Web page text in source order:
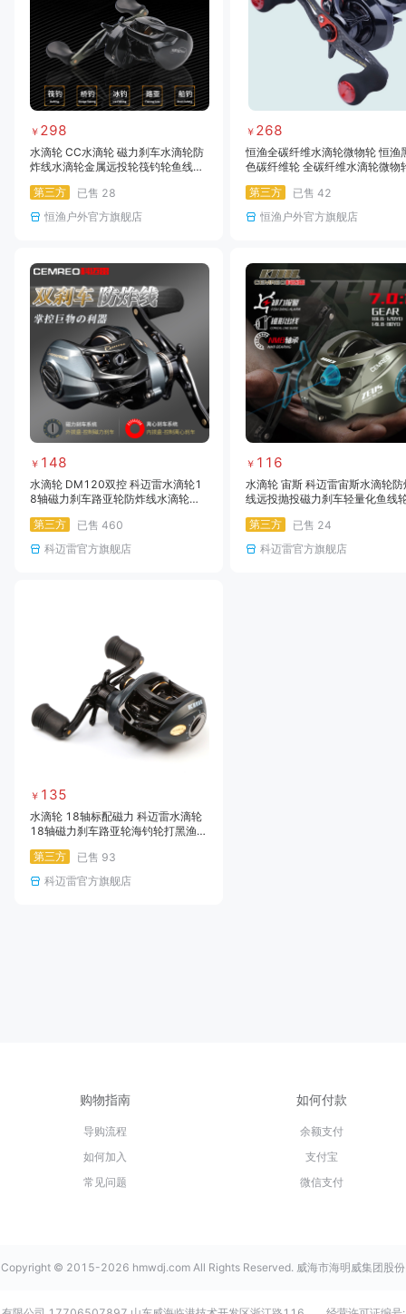
￥ 298
水滴轮 CC水滴轮 磁力刹车水滴轮防
炸线水滴轮金属远投轮筏钓轮鱼线轮
第三方
已售 28
恒渔户外官方旗舰店
￥ 268
恒渔全碳纤维水滴轮微物轮 恒渔
色碳纤维轮 全碳纤维水滴轮微物
第三方
已售 42
恒渔户外官方旗舰店
￥ 148
水滴轮 DM120双控 科迈雷水滴轮1
8轴磁力刹车路亚轮防炸线水滴轮渔
第三方
已售 460
科迈雷官方旗舰店
￥ 116
水滴轮 宙斯 科迈雷宙斯水滴轮防
线远投抛投磁力刹车轻量化鱼线
第三方
已售 24
科迈雷官方旗舰店
￥ 135
水滴轮 18轴标配磁力 科迈雷水滴轮
18轴磁力刹车路亚轮海钓轮打黑渔轮
第三方
已售 93
科迈雷官方旗舰店
购物指南
导购流程
如何加入
常见问题
如何付款
余额支付
支付宝
微信支付
Copyright © 2015-2026 hmwdj.com All Rights Reserved. 威海市海明威集团股份